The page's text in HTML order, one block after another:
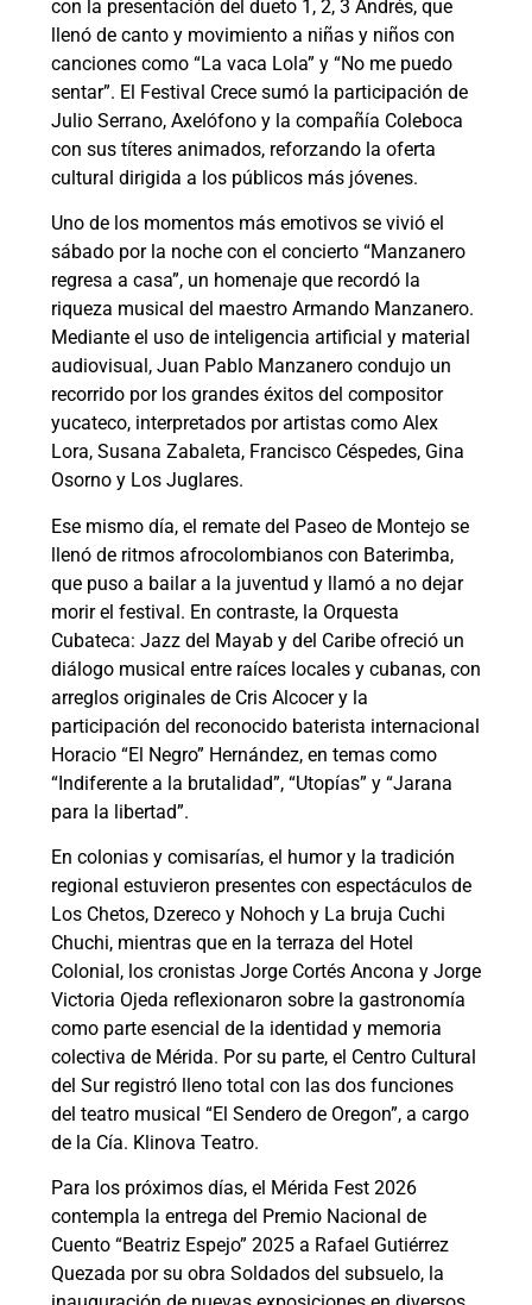
con la presentación del dueto 1, 2, 3 Andrés, que
llenó de canto y movimiento a niñas y niños con
canciones como “La vaca Lola” y “No me puedo
sentar”. El Festival Crece sumó la participación de
Julio Serrano, Axelófono y la compañía Coleboca
con sus títeres animados, reforzando la oferta
cultural dirigida a los públicos más jóvenes.
Uno de los momentos más emotivos se vivió el
sábado por la noche con el concierto “Manzanero
regresa a casa”, un homenaje que recordó la
riqueza musical del maestro Armando Manzanero.
Mediante el uso de inteligencia artificial y material
audiovisual, Juan Pablo Manzanero condujo un
recorrido por los grandes éxitos del compositor
yucateco, interpretados por artistas como Alex
Lora, Susana Zabaleta, Francisco Céspedes, Gina
Osorno y Los Juglares.
Ese mismo día, el remate del Paseo de Montejo se
llenó de ritmos afrocolombianos con Baterimba,
que puso a bailar a la juventud y llamó a no dejar
morir el festival. En contraste, la Orquesta
Cubateca: Jazz del Mayab y del Caribe ofreció un
diálogo musical entre raíces locales y cubanas, con
arreglos originales de Cris Alcocer y la
participación del reconocido baterista internacional
Horacio “El Negro” Hernández, en temas como
“Indiferente a la brutalidad”, “Utopías” y “Jarana
para la libertad”.
En colonias y comisarías, el humor y la tradición
regional estuvieron presentes con espectáculos de
Los Chetos, Dzereco y Nohoch y La bruja Cuchi
Chuchi, mientras que en la terraza del Hotel
Colonial, los cronistas Jorge Cortés Ancona y Jorge
Victoria Ojeda reflexionaron sobre la gastronomía
como parte esencial de la identidad y memoria
colectiva de Mérida. Por su parte, el Centro Cultural
del Sur registró lleno total con las dos funciones
del teatro musical “El Sendero de Oregon”, a cargo
de la Cía. Klinova Teatro.
Para los próximos días, el Mérida Fest 2026
contempla la entrega del Premio Nacional de
Cuento “Beatriz Espejo” 2025 a Rafael Gutiérrez
Quezada por su obra Soldados del subsuelo, la